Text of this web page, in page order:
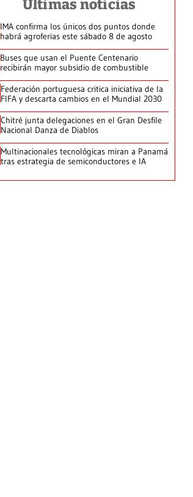
Últimas noticias
IMA confirma los únicos dos puntos donde
habrá agroferias este sábado 8 de agosto
Buses que usan el Puente Centenario
recibirán mayor subsidio de combustible
Federación portuguesa critica iniciativa de la
FIFA y descarta cambios en el Mundial 2030
Chitré junta delegaciones en el Gran Desfile
Nacional Danza de Diablos
Multinacionales tecnológicas miran a Panamá
tras estrategia de semiconductores e IA